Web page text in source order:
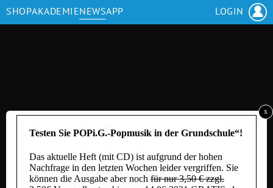
Testen Sie POPi.G.-Popmusik in der Grundschule“!
Das aktuelle Heft (mit CD) ist aufgrund der hohen
Nachfrage in den letzten Wochen leider vergriffen. Sie
können die Ausgabe aber noch für nur 3,50 € zzgl.
x
Cookie Consent Banner von Real Cookie Banner
SHOPAKADEMIENEWSAPP LOGIN